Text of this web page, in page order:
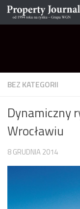
Skip to content
BEZ KATEGORII
Dynamiczny
Wrocławiu
8 GRUDNIA 2014